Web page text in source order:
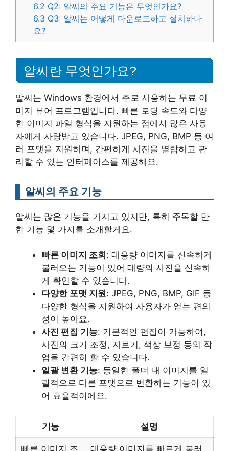
6.2 Q2: 알씨의 주요 기능은 무엇인가요?
6.3 Q3: 알씨는 어떻게 다운로드하고 설치하나
요?
알씨란 무엇인가요?
알씨는 Windows 환경에서 주로 사용하는 무료 이
미지 뷰어 프로그램입니다. 빠른 로딩 속도와 다양
한 이미지 파일 형식을 지원하는 점에서 많은 사용
자에게 사랑받고 있습니다. JPEG, PNG, BMP 등 여
러 포맷을 지원하며, 간편하게 사진을 열람하고 관
리할 수 있는 인터페이스를 제공해요.
알씨의 주요 기능
알씨는 많은 기능을 가지고 있지만, 특히 주목할 만
한 기능 몇 가지를 소개할게요.
빠른 이미지 조회 : 대용량 이미지를 신속하게
불러오는 기능이 있어 대량의 사진을 신속하
게 확인할 수 있습니다.
다양한 포맷 지원: JPEG, PNG, BMP, GIF 등
다양한 형식을 지원하여 사용자가 얻는 편의
성이 높아요.
사진 편집 기능: 기본적인 편집이 가능하여,
사진의 크기 조정, 자르기, 색상 보정 등의 작
업을 간편히 할 수 있습니다.
일괄 변환 기능: 동일한 폴더 내 이미지를 일
괄적으로 다른 포맷으로 변환하는 기능이 있
어 효율적이에요.
기능 설명
빠른 이미지 조 대용량 이미지를 빠르게 불러